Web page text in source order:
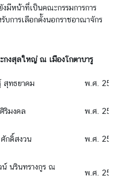
มีหน้าที่เป็นคณะกรรมการการ
บการเลือกตั้งนอกราชอาณาจักร
กงสุลใหญ่ ณ เมืองโกตาบารู
สุทธยาคม พ.ศ. 2509 –
ศิริมงคล พ.ศ. 2511 –
กดิ์สงวน พ.ศ. 2514 –
น์ นรินทรางกูร ณ
พ.ศ. 2521 –